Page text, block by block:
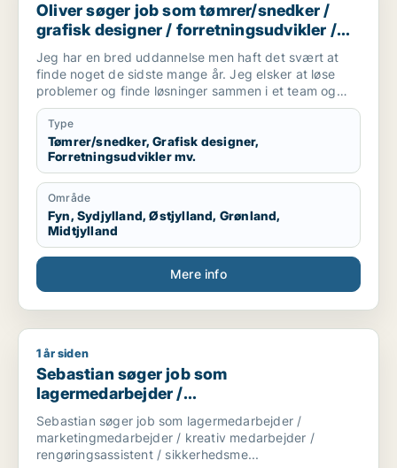
Oliver søger job som tømrer/snedker /
grafisk designer / forretningsudvikler /
kreativ medarbejder / driftsleder
Jeg har en bred uddannelse men haft det svært at
finde noget de sidste mange år. Jeg elsker at løse
problemer og finde løsninger sammen i et team og
alene.
Jeg er akademisk men også hands on (ingeniør og
snedker). Jeg har laved forskellige tømre arbejde
privat, arbejder forskellige produktions virksomheder,
kan bruge mine hænder, læse og laver tekniske
tegninger. Godt til at skitsere ideer, visualiserer,
kommunikation i 7 sproget. Elsker at hjælpe og lede
mennesker. Innovation eller prototype udvikling fra
Idee til produktion er interessant hvor man også skal
bruger sine hænder. Nye tekknologier some AI/KI.
Internationale virksomheder.
Type
Tømrer/snedker, Grafisk designer,
Forretningsudvikler mv.
Område
Fyn, Sydjylland, Østjylland, Grønland,
Midtjylland
Mere info
Sebastian søger job som lagermedarbejder /
1 år siden
Sebastian søger job som
lagermedarbejder /
marketingmedarbejder / kreativ
medarbejder / rengøringsassistent /
sikkerhedsmedarbejder
Sebastian søger job som lagermedarbejder /
marketingmedarbejder / kreativ medarbejder /
rengøringsassistent / sikkerhedsme...